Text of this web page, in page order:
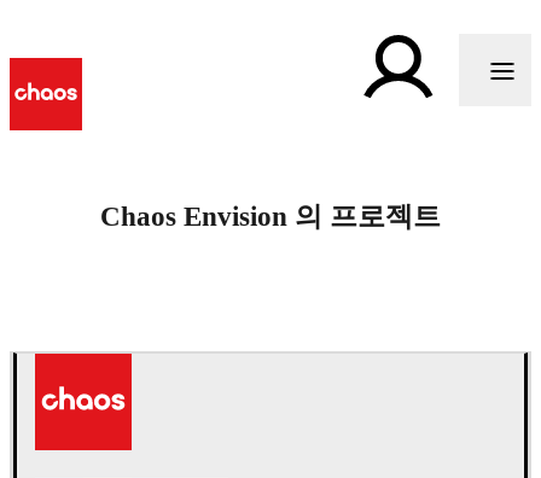
Chaos Envision 의 프로젝트